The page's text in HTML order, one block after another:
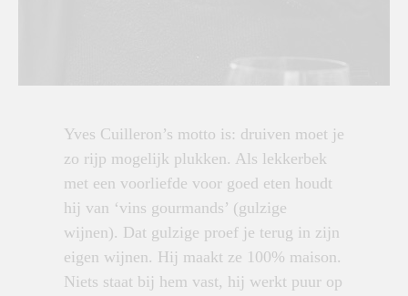
Yves Cuilleron’s motto is: druiven moet je
zo rijp mogelijk plukken. Als lekkerbek
met een voorliefde voor goed eten houdt
hij van ‘vins gourmands’ (gulzige
wijnen). Dat gulzige proef je terug in zijn
eigen wijnen. Hij maakt ze 100% maison.
Niets staat bij hem vast, hij werkt puur op